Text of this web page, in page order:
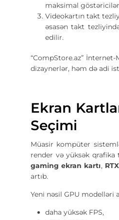
maksimal
Videokartın takt
əsasən takt
edilir.
“CompStore.az”
dizaynerlər, həm də adi
Ekran
Seçimi
Müasir kompüter
render və yüksək
gaming ekran kartı,
artıb.
Yeni nəsil GPU modelləri
daha yüksək FPS,